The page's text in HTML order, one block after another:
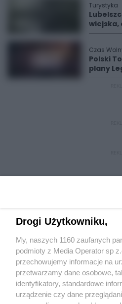
Turystyka
wiejska,
Czas
Polski
plany
Wydawca mediówlokalnych
Drogi Użytkowniku,
My, naszych 1160 zaufanych
podmioty z Media Operator sp
przechowujemy informacje na
przetwarzamy dane osobowe,
identyfikatory, standardowe
urządzenie czy dane